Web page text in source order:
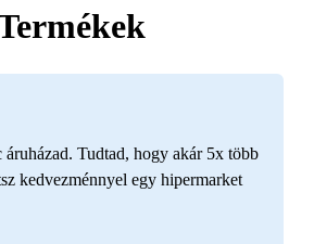
Tudtad, hogy akár 5x több
kedvezménnyel egy hipermarket